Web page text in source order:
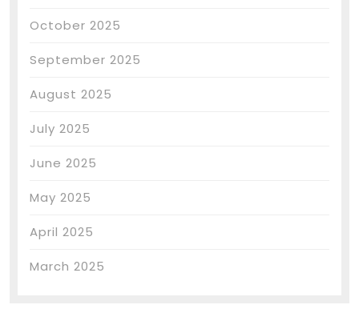
October 2025
September 2025
August 2025
July 2025
June 2025
May 2025
April 2025
March 2025